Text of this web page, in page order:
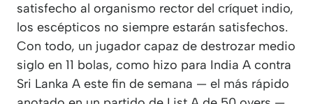
satisfecho al organismo rector del críquet indio,
los escépticos no siempre estarán satisfechos.
Con todo, un jugador capaz de destrozar medio
siglo en 11 bolas, como hizo para India A contra
Sri Lanka A este fin de semana — el más rápido